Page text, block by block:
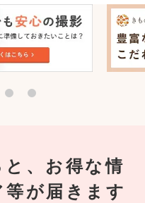
、お得な情
が届きます